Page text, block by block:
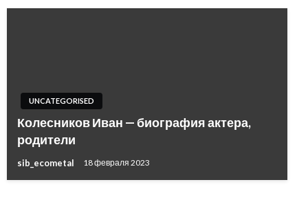
UNCATEGORISED
Колесников Иван — биография актера,
родители
sib_ecometal 18 февраля 2023